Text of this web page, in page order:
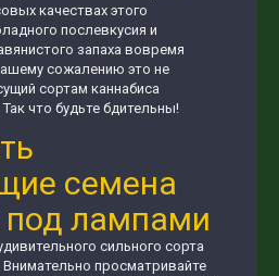
качествах этого
послевкусия и
запаха вовремя
сожалению это не
сортам каннабиса
что будьте бдительны!
семена
под лампами
сильного сорта
просматривайте